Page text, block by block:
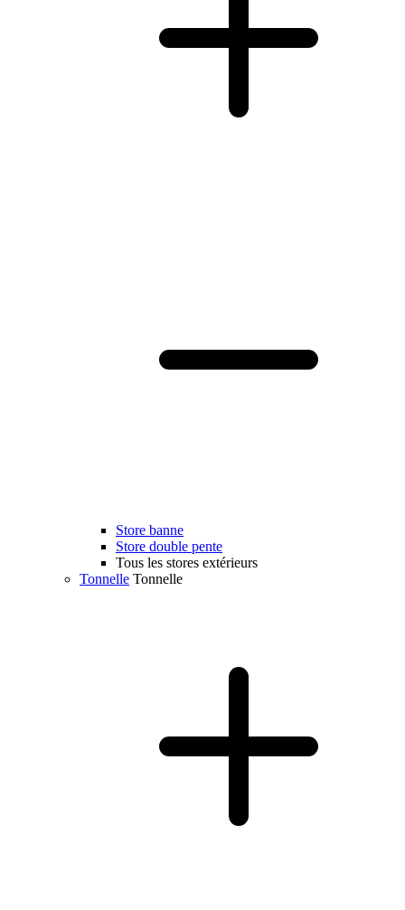
Store banne
Store double pente
Tous les stores extérieurs
Tonnelle Tonnelle